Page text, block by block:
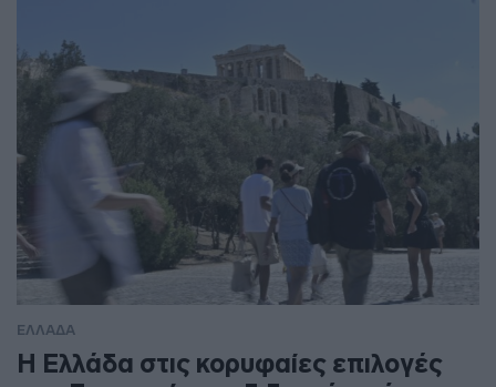
ΕΛΛΑΔΑ
Η Ελλάδα στις κορυφαίες επιλογές